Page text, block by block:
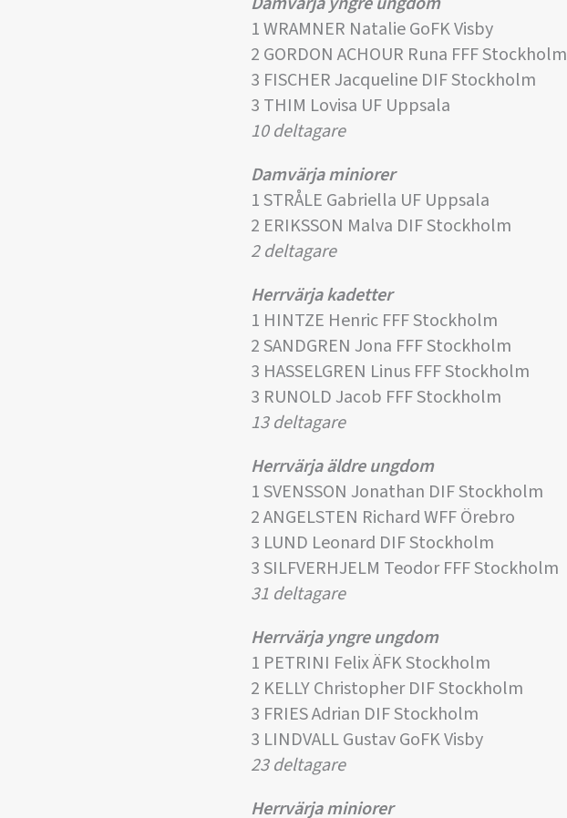
1 WRAMNER Natalie GoFK Visby
2 GORDON ACHOUR Runa FFF Stockholm
3 FISCHER Jacqueline DIF Stockholm
3 THIM Lovisa UF Uppsala
10 deltagare
Damvärja miniorer
1 STRÅLE Gabriella UF Uppsala
2 ERIKSSON Malva DIF Stockholm
2 deltagare
Herrvärja kadetter
1 HINTZE Henric FFF Stockholm
2 SANDGREN Jona FFF Stockholm
3 HASSELGREN Linus FFF Stockholm
3 RUNOLD Jacob FFF Stockholm
13 deltagare
Herrvärja äldre ungdom
1 SVENSSON Jonathan DIF Stockholm
2 ANGELSTEN Richard WFF Örebro
3 LUND Leonard DIF Stockholm
3 SILFVERHJELM Teodor FFF Stockholm
31 deltagare
Herrvärja yngre ungdom
1 PETRINI Felix ÄFK Stockholm
2 KELLY Christopher DIF Stockholm
3 FRIES Adrian DIF Stockholm
3 LINDVALL Gustav GoFK Visby
23 deltagare
Herrvärja miniorer